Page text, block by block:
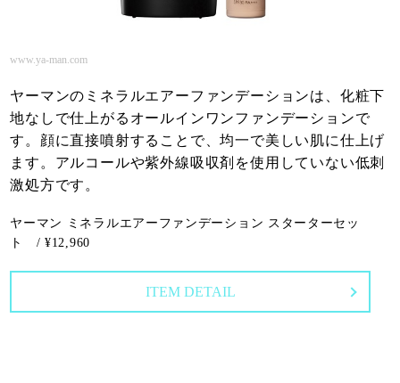
www.ya-man.com
ヤーマンのミネラルエアーファンデーションは、化粧下
地なしで仕上がるオールインワンファンデーションで
す。顔に直接噴射することで、均一で美しい肌に仕上げ
ます。アルコールや紫外線吸収剤を使用していない低刺
激処方です。
ヤーマン ミネラルエアーファンデーション スターターセッ
ト / ¥12,960
ITEM DETAIL